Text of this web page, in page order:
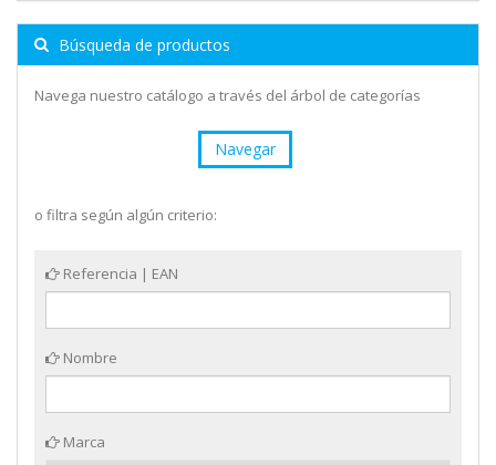
Búsqueda de productos
Navega nuestro catálogo a través del árbol de categorías
Navegar
o filtra según algún criterio:
Referencia | EAN
Nombre
Marca